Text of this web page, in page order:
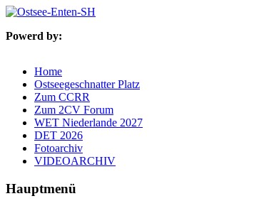
Powerd by:
Home
Ostseegeschnatter Platz
Zum CCRR
Zum 2CV Forum
WET Niederlande 2027
DET 2026
Fotoarchiv
VIDEOARCHIV
Hauptmenü